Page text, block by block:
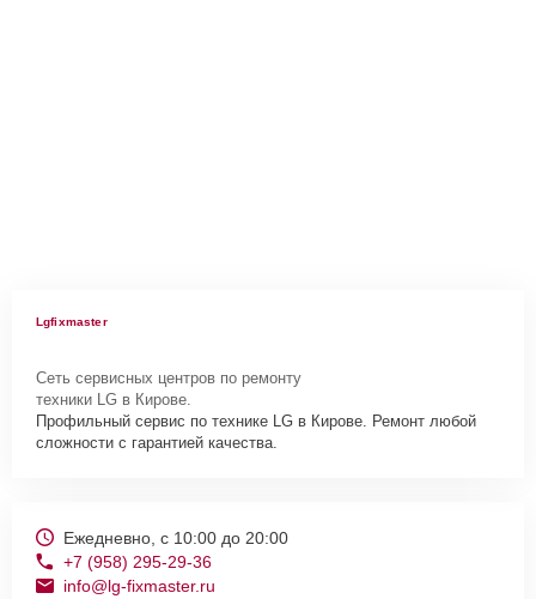
Lgfixmaster
Сеть сервисных центров по ремонту
техники LG в Кирове.
Профильный сервис по технике LG в Кирове. Ремонт любой
сложности с гарантией качества.
Ежедневно, с 10:00 до 20:00
+7 (958) 295-29-36
info@lg-fixmaster.ru